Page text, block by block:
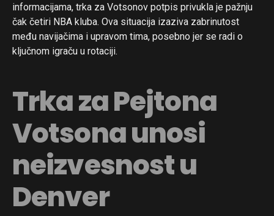
informacijama, trka za Votsonov potpis privukla je pažnju
čak četiri NBA kluba. Ova situacija izaziva zabrinutost
među navijačima i upravom tima, posebno jer se radi o
ključnom igraču u rotaciji.
Trka za Pejtona
Votsona unosi
neizvesnost u
Denver